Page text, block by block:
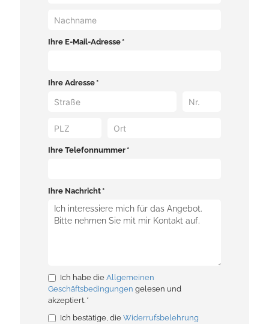
Ihre E-Mail-Adresse *
Ihre Adresse *
Ihre Telefonnummer *
Ihre Nachricht *
Ich habe die Allgemeinen
Geschäftsbedingungen gelesen und
akzeptiert. *
Ich bestätige, die Widerrufsbelehrung